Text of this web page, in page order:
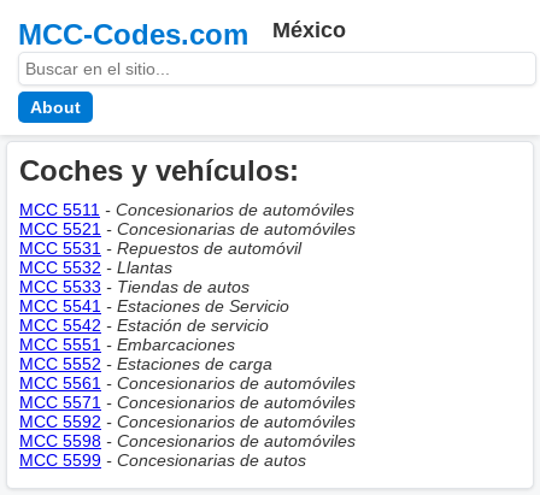
MCC-Codes.com México
About
Coches y vehículos:
MCC 5511 - Concesionarios de automóviles
MCC 5521 - Concesionarias de automóviles
MCC 5531 - Repuestos de automóvil
MCC 5532 - Llantas
MCC 5533 - Tiendas de autos
MCC 5541 - Estaciones de Servicio
MCC 5542 - Estación de servicio
MCC 5551 - Embarcaciones
MCC 5552 - Estaciones de carga
MCC 5561 - Concesionarios de automóviles
MCC 5571 - Concesionarios de automóviles
MCC 5592 - Concesionarios de automóviles
MCC 5598 - Concesionarios de automóviles
MCC 5599 - Concesionarias de autos